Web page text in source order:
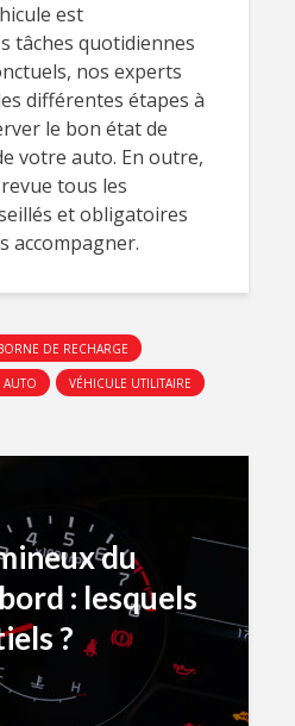
est
tâches quotidiennes
nos experts
différentes étapes à
le bon état de
votre auto. En outre,
tous les
et obligatoires
accompagner.
DE RECHARGE
AUTO VÉHICULE UTILITAIRE
du
: lesquels
?